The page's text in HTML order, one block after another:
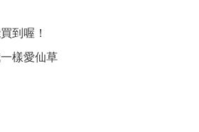
到喔！
樣愛仙草